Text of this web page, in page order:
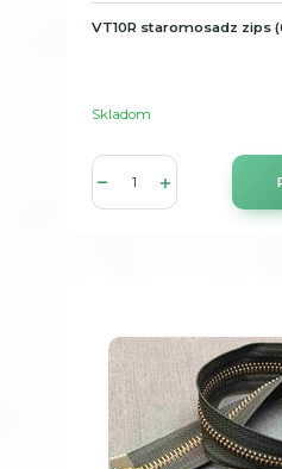
VT10R staromosadz zips
Skladom